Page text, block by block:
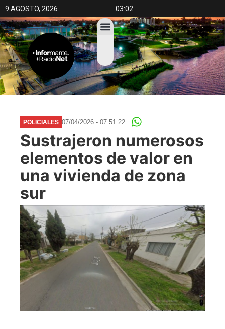
9 AGOSTO, 2026 03:02
POLICIALES 07/04/2026 - 07:51:22
Sustrajeron numerosos
elementos de valor en
una vivienda de zona
sur